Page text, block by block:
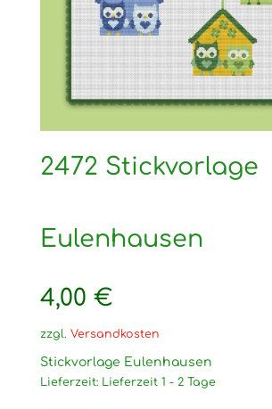
2472 Stickvorlage
Eulenhausen
4,00 €
zzgl. Versandkosten
Stickvorlage Eulenhausen
Lieferzeit: Lieferzeit 1 - 2 Tage